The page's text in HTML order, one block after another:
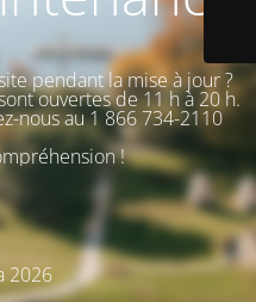
pendant la mise à jour ?
ouvertes de 11 h à 20 h.
nous au 1 866 734-2110
!
2026